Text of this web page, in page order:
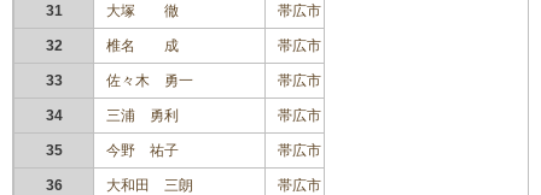
31 大塚 徹 帯広市
32 椎名 成 帯広市
33 佐々木 勇一 帯広市
34 三浦 勇利 帯広市
35 今野 祐子 帯広市
36 大和田 三朗 帯広市